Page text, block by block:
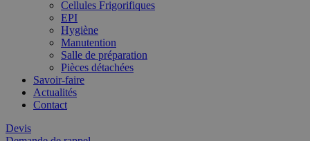
Cellules Frigorifiques
EPI
Hygiène
Manutention
Salle de préparation
Pièces détachées
Savoir-faire
Actualités
Contact
Devis